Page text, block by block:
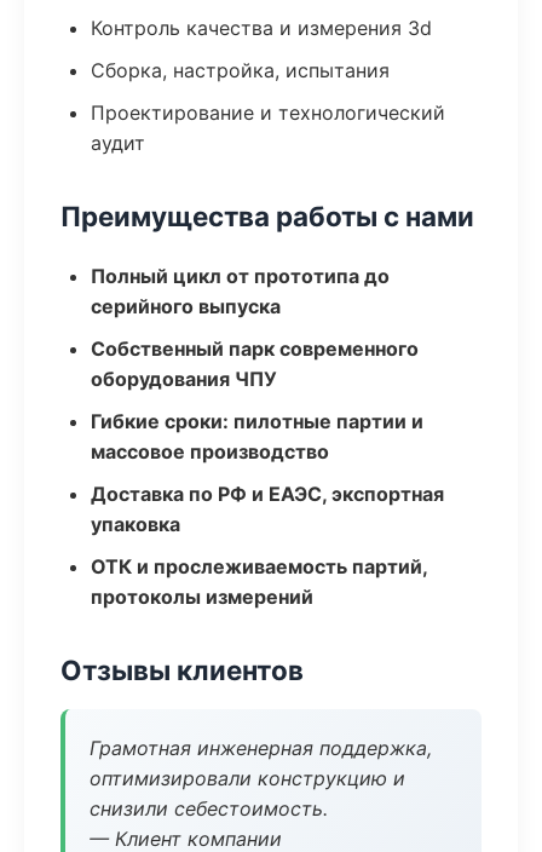
Контроль качества и измерения 3d
Сборка, настройка, испытания
Проектирование и технологический
аудит
Преимущества работы с нами
Полный цикл от прототипа до
серийного выпуска
Собственный парк современного
оборудования ЧПУ
Гибкие сроки: пилотные партии и
массовое производство
Доставка по РФ и ЕАЭС, экспортная
упаковка
ОТК и прослеживаемость партий,
протоколы измерений
Отзывы клиентов
Грамотная инженерная поддержка,
оптимизировали конструкцию и
снизили себестоимость.
— Клиент компании